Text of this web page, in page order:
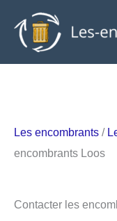
contenu
Les encombrants /
encombrants Loos
Contacter les